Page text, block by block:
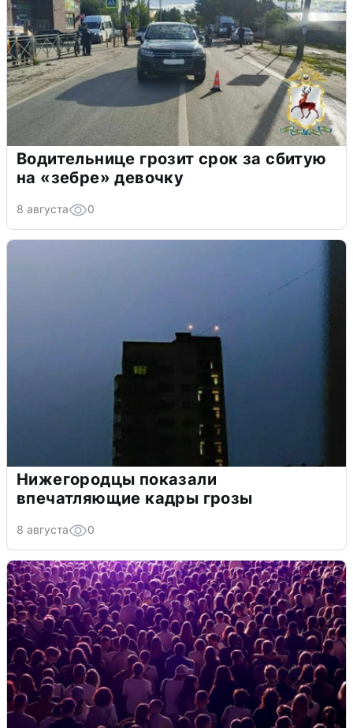
Водительнице грозит срок за сбитую
на «зебре» девочку
8 августа 0
Нижегородцы показали
впечатляющие кадры грозы
8 августа 0